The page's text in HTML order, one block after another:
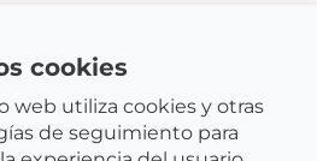
cerca de usted
.
cookies
web utiliza cookies y otras
de seguimiento para